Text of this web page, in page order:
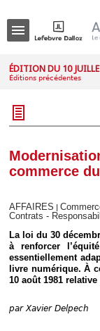
ÉDITION DU 10
Éditions précédentes
commerce
AFFAIRES
Contrats -
La loi du 30
à renforcer
essentiellement
livre numérique. À
10 août 1981
par Xavier Delpech